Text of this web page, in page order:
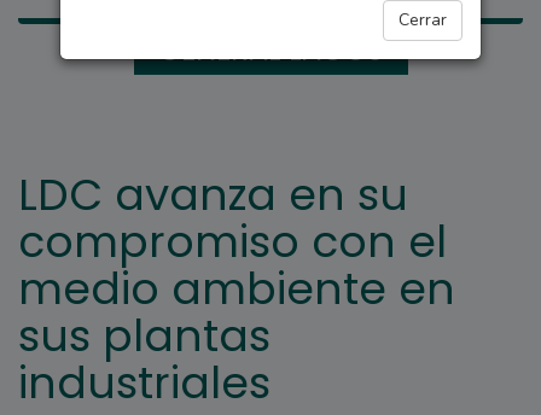
Cerrar
GENERAL LAGOS
LDC avanza en su
compromiso con el
medio ambiente en
sus plantas
industriales